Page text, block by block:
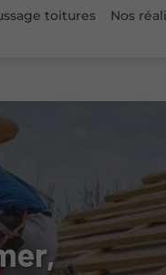
toitures
Nos